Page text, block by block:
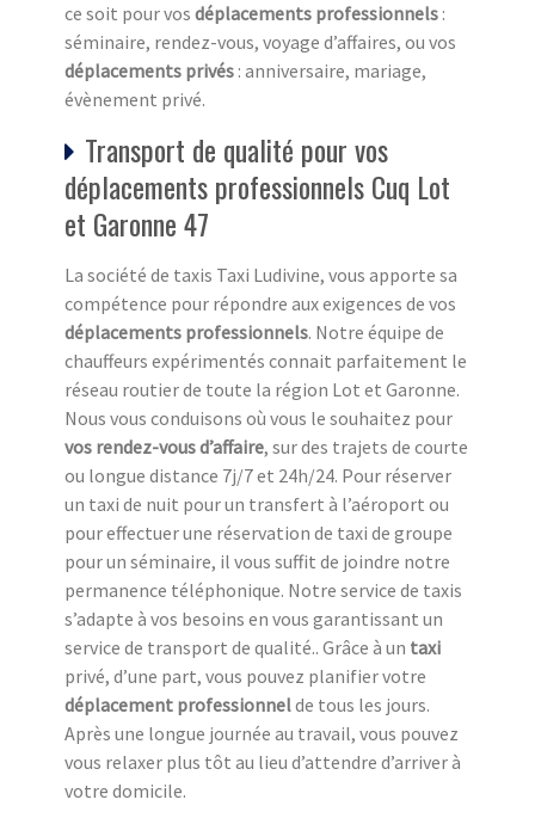
ce soit pour vos déplacements professionnels :
séminaire, rendez-vous, voyage d’affaires, ou vos
déplacements privés : anniversaire, mariage,
évènement privé.
Transport de qualité pour vos
déplacements professionnels Cuq Lot
et Garonne 47
La société de taxis Taxi Ludivine, vous apporte sa
compétence pour répondre aux exigences de vos
déplacements professionnels. Notre équipe de
chauffeurs expérimentés connait parfaitement le
réseau routier de toute la région Lot et Garonne.
Nous vous conduisons où vous le souhaitez pour
vos rendez-vous d’affaire, sur des trajets de courte
ou longue distance 7j/7 et 24h/24. Pour réserver
un taxi de nuit pour un transfert à l’aéroport ou
pour effectuer une réservation de taxi de groupe
pour un séminaire, il vous suffit de joindre notre
permanence téléphonique. Notre service de taxis
s’adapte à vos besoins en vous garantissant un
service de transport de qualité.. Grâce à un taxi
privé, d’une part, vous pouvez planifier votre
déplacement professionnelde tous les jours.
Après une longue journée au travail, vous pouvez
vous relaxer plus tôt au lieu d’attendre d’arriver à
votre domicile.